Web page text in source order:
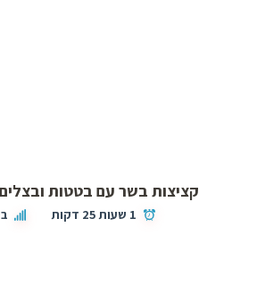
קציצות בשר עם בטטות
1 שעות 25 דקות